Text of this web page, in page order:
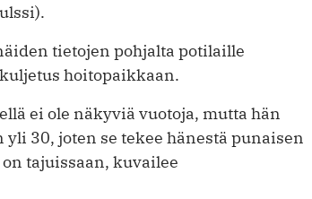
tietojen pohjalta potilaille
hoitopaikkaan.
ei ole näkyviä vuotoja, mutta hän
30, joten se tekee hänestä punaisen
tajuissaan, kuvailee